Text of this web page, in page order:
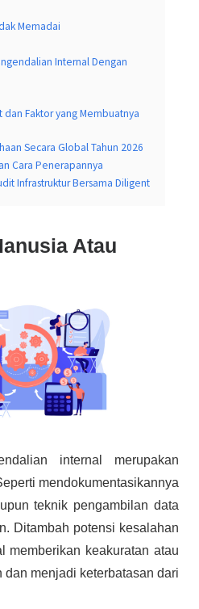
Memadai
Internal Dengan
dan Faktor yang Membuatnya
Secara Global Tahun 2026
Cara Penerapannya
Infrastruktur Bersama Diligent
Atau
internal merupakan
mendokumentasikannya
teknik pengambilan data
Ditambah potensi kesalahan
memberikan keakuratan atau
menjadi keterbatasan dari